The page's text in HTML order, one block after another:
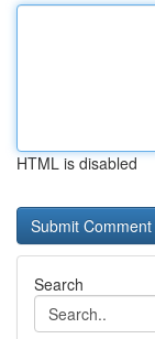
HTML is disabled
Search